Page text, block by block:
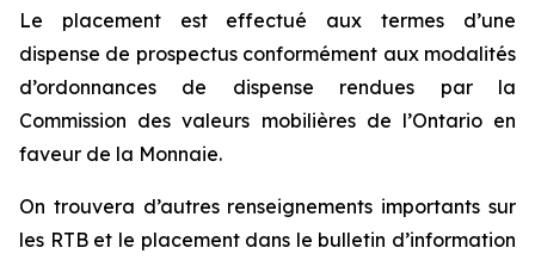
Le placement est effectué aux termes d’une
dispense de prospectus conformément aux modalités
d’ordonnances de dispense rendues par la
Commission des valeurs mobilières de l’Ontario en
faveur de la Monnaie.
On trouvera d’autres renseignements importants sur
les RTB et le placement dans le bulletin d’information